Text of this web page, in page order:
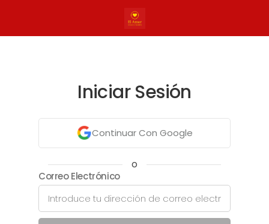
Iniciar Sesión
Continuar Con Google
o
Correo Electrónico